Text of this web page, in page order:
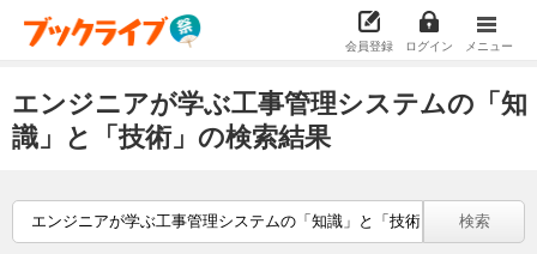
会員登録 ログイン メニュー
エンジニアが学ぶ工事管理システムの「知
識」と「技術」の検索結果
検索